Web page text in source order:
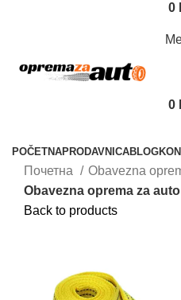
0
0
POČETNAPRODAVNICABLOG
Почетна Obavezna
Obavezna oprema za
Back to products